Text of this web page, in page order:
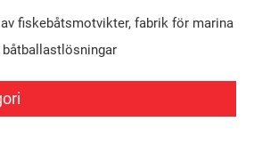
fiskebåtsmotvikter, fabrik för marina